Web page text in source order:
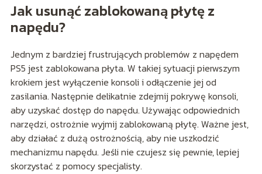
Jak usunąć zablokowaną płytę z
napędu?
Jednym z bardziej frustrujących problemów z napędem
PS5 jest zablokowana płyta. W takiej sytuacji pierwszym
krokiem jest wyłączenie konsoli i odłączenie jej od
zasilania. Następnie delikatnie zdejmij pokrywę konsoli,
aby uzyskać dostęp do napędu. Używając odpowiednich
narzędzi, ostrożnie wyjmij zablokowaną płytę. Ważne jest,
aby działać z dużą ostrożnością, aby nie uszkodzić
mechanizmu napędu. Jeśli nie czujesz się pewnie, lepiej
skorzystać z pomocy specjalisty.